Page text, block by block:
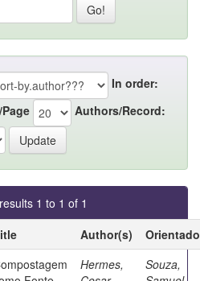
In order:
Authors/Record:
1 to 1 of 1
Author(s)
Hermes,
Souza,